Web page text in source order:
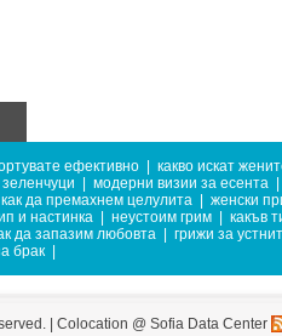
ефективно
какво искат
модерни визии за есента
как да премахнем целулита
женски
и настинка
неустоим грим
какъв
да запазим любовта
грижи за
брак
| Colocation @ Sofia Data Center